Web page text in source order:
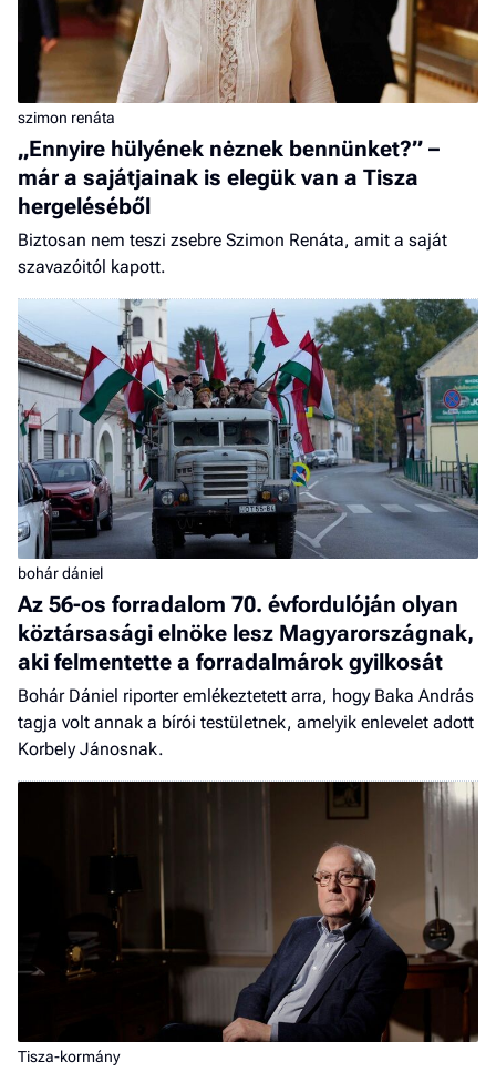
szimon renáta
„Ennyire hülyének nėznek bennünket?” –
már a sajátjainak is elegük van a Tisza
hergeléséből
Biztosan nem teszi zsebre Szimon Renáta, amit a saját
szavazóitól kapott.
bohár dániel
Az 56-os forradalom 70. évfordulóján olyan
köztársasági elnöke lesz Magyarországnak,
aki felmentette a forradalmárok gyilkosát
Bohár Dániel riporter emlékeztetett arra, hogy Baka András
tagja volt annak a bírói testületnek, amelyik enlevelet adott
Korbely Jánosnak.
Tisza-kormány